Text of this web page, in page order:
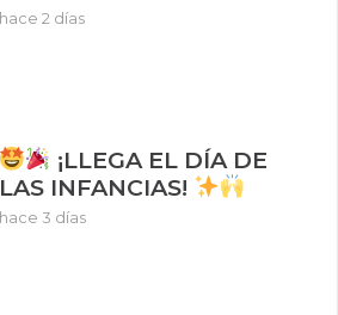
hace 2 días
¡LLEGA EL DÍA DE
LAS INFANCIAS!
hace 3 días